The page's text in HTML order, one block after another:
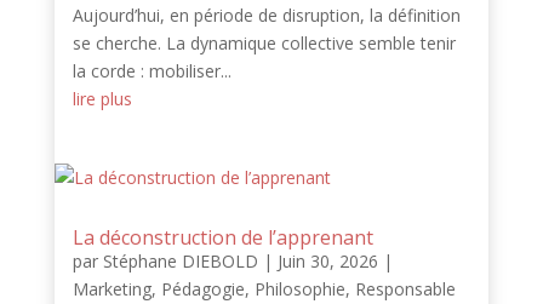
Aujourd’hui, en période de disruption, la définition
se cherche. La dynamique collective semble tenir
la corde : mobiliser...
lire plus
La déconstruction de l’apprenant
par Stéphane DIEBOLD | Juin 30, 2026 |
Marketing, Pédagogie, Philosophie, Responsable